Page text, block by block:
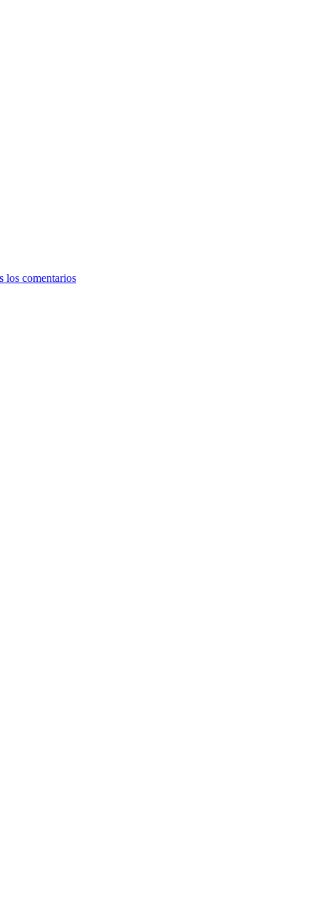
los comentarios